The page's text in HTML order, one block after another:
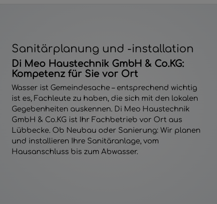
Sanitärplanung und -installation
Di Meo Haustechnik GmbH & Co.KG:
Kompetenz für Sie vor Ort
Wasser ist Gemeindesache – entsprechend wichtig
ist es, Fachleute zu haben, die sich mit den lokalen
Gegebenheiten auskennen. Di Meo Haustechnik
GmbH & Co.KG ist Ihr Fachbetrieb vor Ort aus
Lübbecke. Ob Neubau oder Sanierung: Wir planen
und installieren Ihre Sanitäranlage, vom
Hausanschluss bis zum Abwasser.